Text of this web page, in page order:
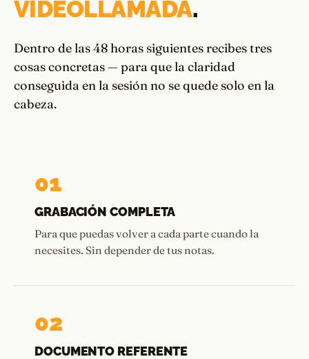
VIDEOLLAMADA.
Dentro de las 48 horas siguientes recibes tres
cosas concretas — para que la claridad
conseguida en la sesión no se quede solo en la
cabeza.
01
GRABACIÓN COMPLETA
Para que puedas volver a cada parte cuando la
necesites. Sin depender de tus notas.
02
DOCUMENTO REFERENTE